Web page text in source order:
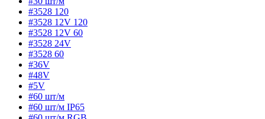
#3528 120
#3528 12V 120
#3528 12V 60
#3528 24V
#3528 60
#36V
#48V
#5V
#60 шт/м
#60 шт/м IP65